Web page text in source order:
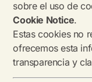
sobre el uso de
Cookie Notice.
Estas cookies no
ofrecemos esta
transparencia y